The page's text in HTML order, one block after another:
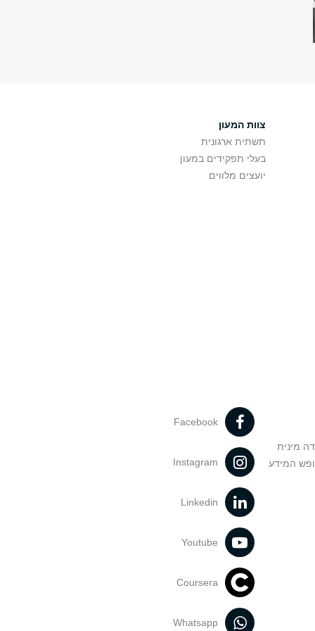
צוות המעון
תשתית ארגונית
בעלי תפקידים במעון
יועצים מלווים
מינית
המידע
Facebook
Instagram
Linkedin
Youtube
Coursera
Whatsapp